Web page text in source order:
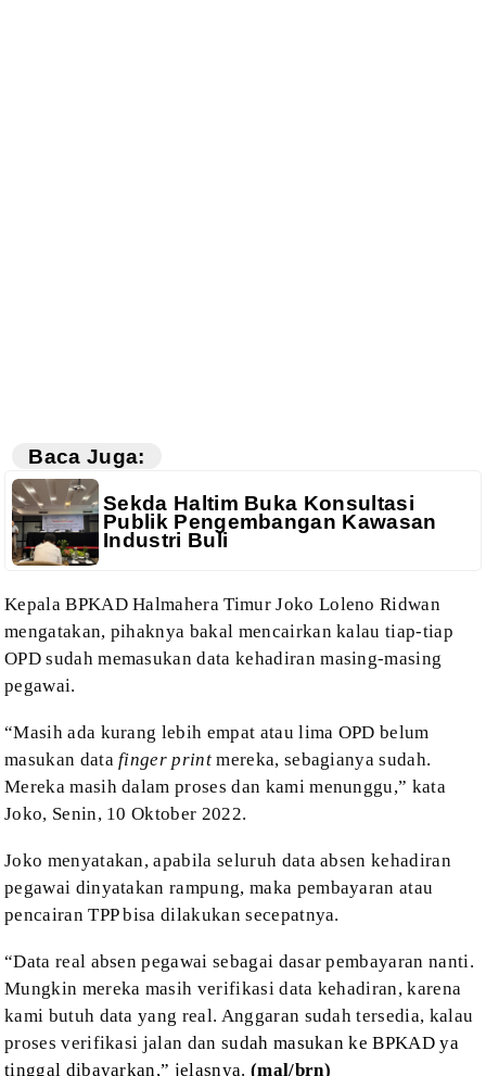
Baca Juga:
Sekda Haltim Buka Konsultasi
Publik Pengembangan Kawasan
Industri Buli
Kepala BPKAD Halmahera Timur Joko Loleno Ridwan
mengatakan, pihaknya bakal mencairkankalau tiap-tiap
OPD sudah memasukan data kehadiran masing-masing
pegawai.
“Masihada kurang lebih empat atau lima OPD belum
masukan datafinger print mereka, sebagianya sudah.
Mereka masih dalam proses dan kami menunggu,” kata
Joko, Senin, 10 Oktober 2022.
Joko menyatakan, apabila seluruh data absen kehadiran
pegawai dinyatakan rampung, maka pembayaran atau
pencairan TPP bisa dilakukan secepatnya.
“Data real absen pegawai sebagai dasar pembayaran nanti.
Mungkin mereka masih verifikasi data kehadiran, karena
kami butuh data yang real. Anggaran sudah tersedia, kalau
proses verifikasi jalan dan sudah masukan ke BPKAD ya
tinggal dibayarkan,” jelasnya. (mal/brn)